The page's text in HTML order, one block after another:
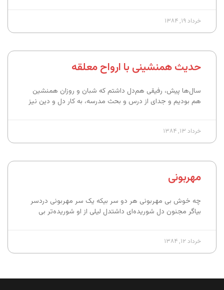
خرداد ۱۹, ۱۳۸۴
حدیث همنشینی با ارواح معلقه
سال‌ها پیش، رفیقی هم‌دل داشتم که شبان و روزان همنشین
هم بودیم و جدای از درس و بحث مدرسه، به کار دل و دین نیز
خرداد ۱۳, ۱۳۸۴
مهربونی
چه خوش بی مهربونی هر دو سر بیکه یک سر مهربونی دردسر
بیاگر مجنون دل شوریده‌ای داشتدل لیلی از او شوریده‌تر بی
خرداد ۱۲, ۱۳۸۴